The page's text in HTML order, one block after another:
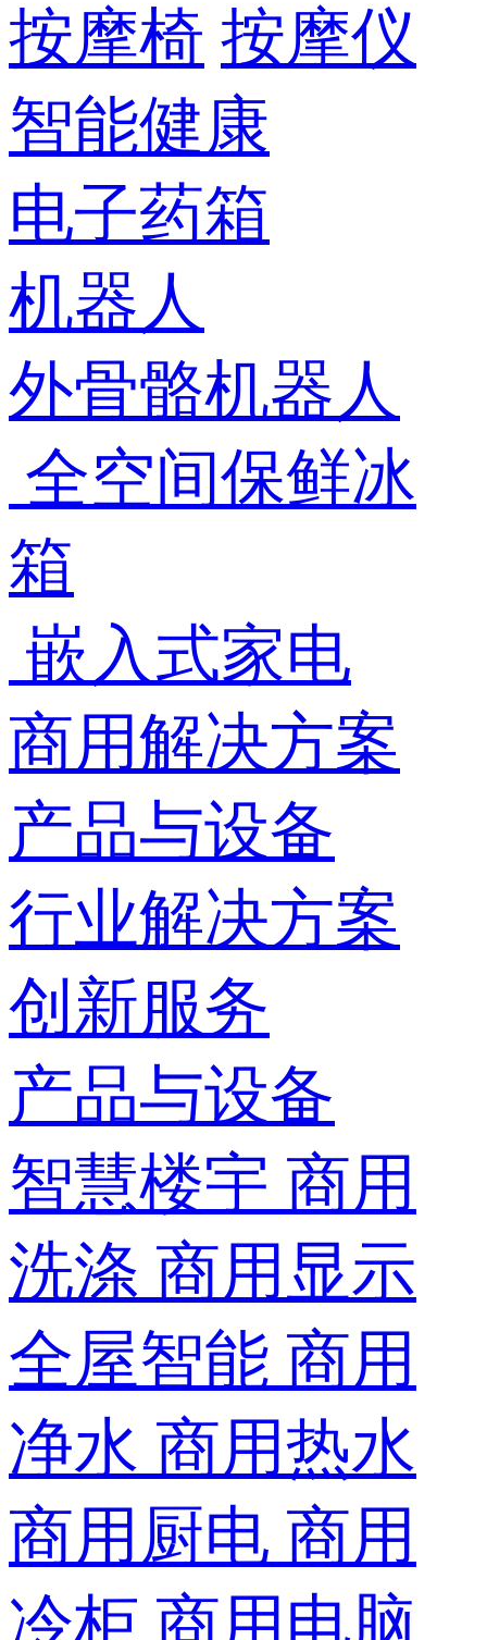
按摩椅 按摩仪
智能健康
电子药箱
机器人
外骨骼机器人
全空间保鲜冰
箱
嵌入式家电
商用解决方案
产品与设备
行业解决方案
创新服务
产品与设备
智慧楼宇 商用
洗涤 商用显示
全屋智能 商用
净水 商用热水
商用厨电 商用
冷柜 商用电脑